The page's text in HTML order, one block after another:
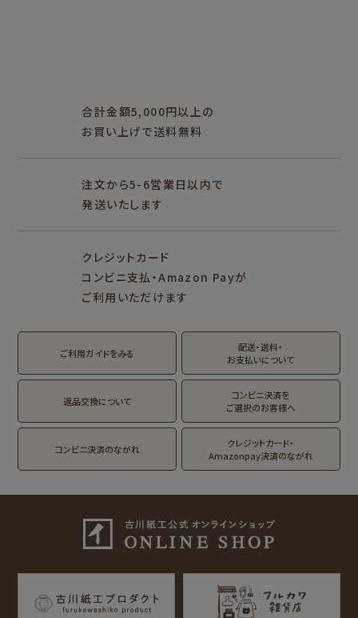
雑貨類
フルカワはんこの商品を見る スタンプパッドの商品を見る
for Gift Tulipの商品を見る for Gift Mimozaの商品を見る
M5 M6
その他
サンリオキャラクタ
ーズ
おやつパーティ
トビマツショウイチ
ロウ
トコロコムギ
アルプスの少女ハイ
ジ
Lipton BEAR'S
カルビーレトロ
サンリオキャラクタ
ーズ
フルーツマーケット
お菓子などうぶつ
工房
mizutama
トビマツショウイチ
トコロコムギ
おりがみ
翠 sui の商品を見る 結々 yuiyui の商品を見る
合計金額5,000円以上の
お買い上げで送料無料
注文から5-6営業日以内で
発送いたします
クレジットカード
コンビニ支払・Amazon Payが
ご利用いただけます
ご利用ガイドをみる
配送・送料・
お支払いについて
返品交換について
コンビニ決済を
ご選択のお客様へ
コンビニ決済のながれ
クレジットカード・
Amazonpay決済のながれ